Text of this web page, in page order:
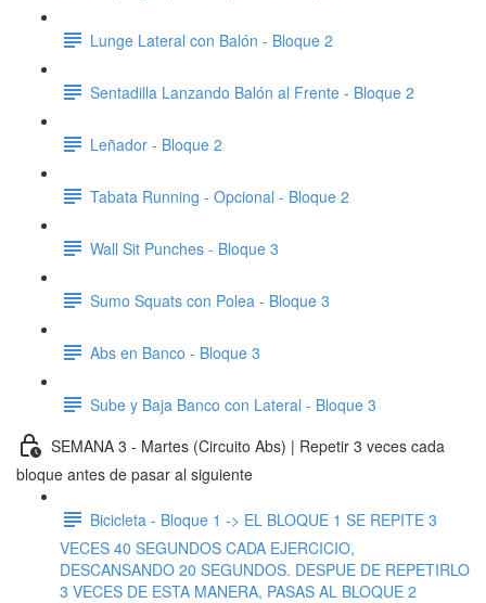
Lunge Lateral con Balón - Bloque 2
Sentadilla Lanzando Balón al Frente - Bloque 2
Leñador - Bloque 2
Tabata Running - Opcional - Bloque 2
Wall Sit Punches - Bloque 3
Sumo Squats con Polea - Bloque 3
Abs en Banco - Bloque 3
Sube y Baja Banco con Lateral - Bloque 3
SEMANA 3 - Martes (Circuito Abs) | Repetir 3 veces cada
bloque antes de pasar al siguiente
Bicicleta - Bloque 1 -> EL BLOQUE 1 SE REPITE 3
VECES 40 SEGUNDOS CADA EJERCICIO,
DESCANSANDO 20 SEGUNDOS. DESPUE DE REPETIRLO
3 VECES DE ESTA MANERA, PASAS AL BLOQUE 2